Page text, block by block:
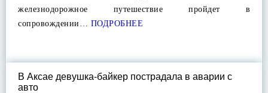
железнодорожное путешествие пройдет в
сопровождении… ПОДРОБНЕЕ
В Аксае девушка-байкер пострадала в аварии с
авто